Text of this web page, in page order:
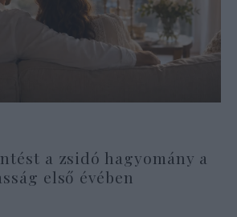
a zsidó hagyomány a
első évében